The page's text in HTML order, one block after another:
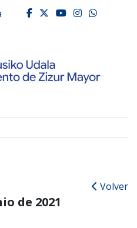
de
facebook
twitter
youtube
Volver
de 2021